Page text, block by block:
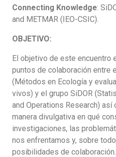
Connecting Knowledge:
and METMAR (IEO-CSIC).
OBJETIVO:
El objetivo de este encuentro
puntos de colaboración entre
(Métodos en Ecología y
vivos) y el grupo SiDOR
and Operations Research) así
manera divulgativa en qué
investigaciones, las
nos enfrentamos y, sobre
posibilidades de colaboración.